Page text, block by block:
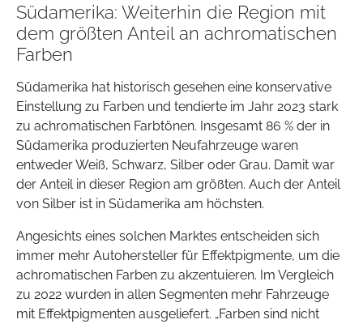
Südamerika: Weiterhin die Region mit
dem größten Anteil an achromatischen
Farben
Südamerika hat historisch gesehen eine konservative
Einstellung zu Farben und tendierte im Jahr 2023 stark
zu achromatischen Farbtönen. Insgesamt 86 % der in
Südamerika produzierten Neufahrzeuge waren
entweder Weiß, Schwarz, Silber oder Grau. Damit war
der Anteil in dieser Region am größten. Auch der Anteil
von Silber ist in Südamerika am höchsten.
Angesichts eines solchen Marktes entscheiden sich
immer mehr Autohersteller für Effektpigmente, um die
achromatischen Farben zu akzentuieren. Im Vergleich
zu 2022 wurden in allen Segmenten mehr Fahrzeuge
mit Effektpigmenten ausgeliefert. „Farben sind nicht